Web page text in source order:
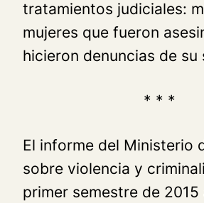
tratamientos judiciales:
mujeres que fueron
hicieron denuncias de su
* * *
El informe del Ministerio
sobre violencia y
primer semestre de